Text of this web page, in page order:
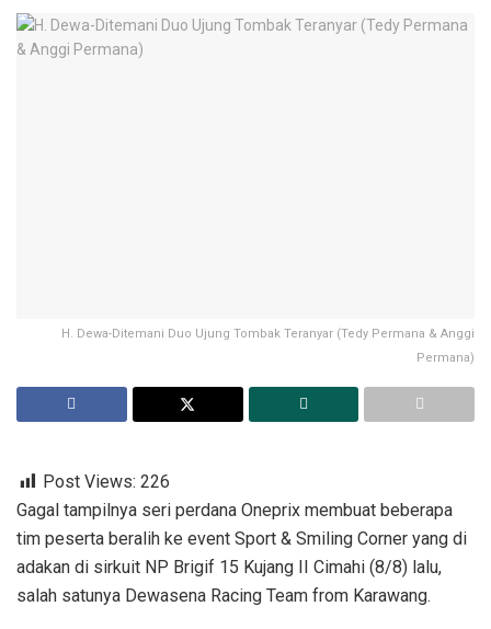
H. Dewa-Ditemani Duo Ujung Tombak Teranyar (Tedy Permana & Anggi
Permana)
Post Views: 226
Gagal tampilnya seri perdana Oneprix membuat beberapa
tim peserta beralih ke event Sport & Smiling Corner yang di
adakan di sirkuit NP Brigif 15 Kujang II Cimahi (8/8) lalu,
salah satunya Dewasena Racing Team from Karawang.